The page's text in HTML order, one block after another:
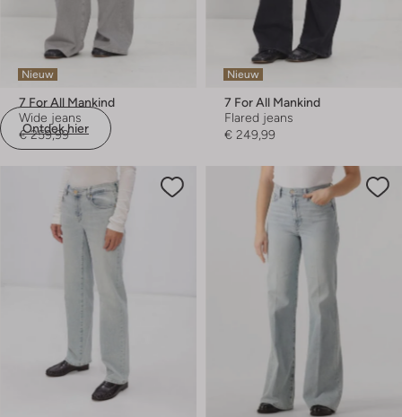
Ontdek hier
Nieuw
7 For All Mankind
Wide jeans
€ 259,99
Nieuw
7 For All Mankind
Flared jeans
€ 249,99